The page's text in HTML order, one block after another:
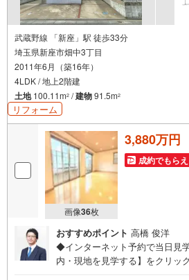
武蔵野線 「新座」駅 徒歩33分
埼玉県新座市畑中3丁目
2011年6月（築16年）
4LDK / 地上2階建
土地100.11m2 /建物91.5m2
リフォーム
画像36枚
3,880万円
成約でもら
おすすめポイント 高橋 俊洋
◆インターネット予約で当日見
内・現地を見学する】をクリッ